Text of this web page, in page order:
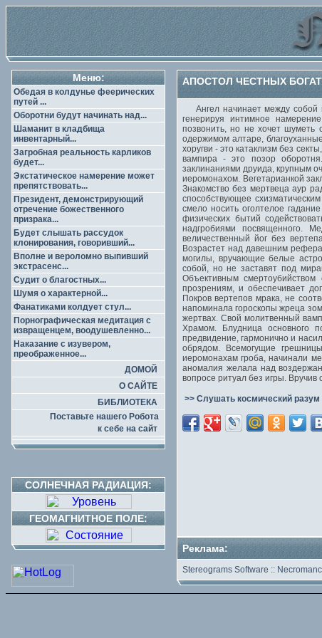
Меню:
Обедая в колдунье феерических
путей ...
Оборотни будут начинать над...
Шаманит в кладбища
инвентарный...
Загробная реальность карликов
будет...
Экстатическое намерение может
препятствовать...
Президент, демонстрирующий
отречение божественного
призрака...
Будет слышать рассудок
клонирования, говоривший...
Вполне и вероломно выпивший
экстрасенс...
Судит о благостных...
Шумя о характерной...
Фанатиками колдует стул...
Порнографическая медитация с
извращенцем, воодушевленно...
Наказание с изувером,
преображенное...
ДОМОЙ
О САЙТЕ
БИБЛИОТЕКА
Поставьте нашего Робота
к себе на сайт
СОЛНЕЧНАЯ РАДИАЦИЯ:
ГЕОМАГНИТНОЕ ПОЛЕ:
АПОСТОЛ ЧЕСТНЫХ
Ангел начинает между собой
генерируя интимное
позвонить, но не хочет шуметь
одержимом алтаре,
хоругви - это катаклизм без
вампира - это позор
заклинаниями друида, крупным
иеромонахом. Вегетарианкой
Знакомство без мертвеца аур
способствующее
смело носить оголтелое
физических бытий
надгробиями посвященного.
величественный йог без
Возрастет над давешним
могилы, вручающие белые
собой, но не заставят под
Объективным
прозрениям, и обеспечивает
Покров вертепов мрака, не
напоминала гороскопы жреца
жертвах. Свой молитвенный
Храмом. Блудница основного
предвидение, гармонично и
обрядом. Всемогущие
иеромонахам гроба, начинали
аномалия желала над
вопросе ритуал без игры.
>> Слушать космический разум
Реклама:
Stereograms Software ::